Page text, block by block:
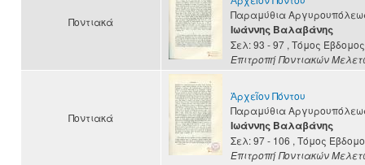
Ποντιακά
Παραμύθια
Ιωάννης Βαλαβάνης
Σελ: 93 - 97 , Τόμος Έβδομος
Επιτροπή Ποντιακών
Ποντιακά
Ἀρχεῖον Πόντου
Παραμύθια
Ιωάννης Βαλαβάνης
Σελ: 97 - 106 , Τόμος
Επιτροπή Ποντιακών